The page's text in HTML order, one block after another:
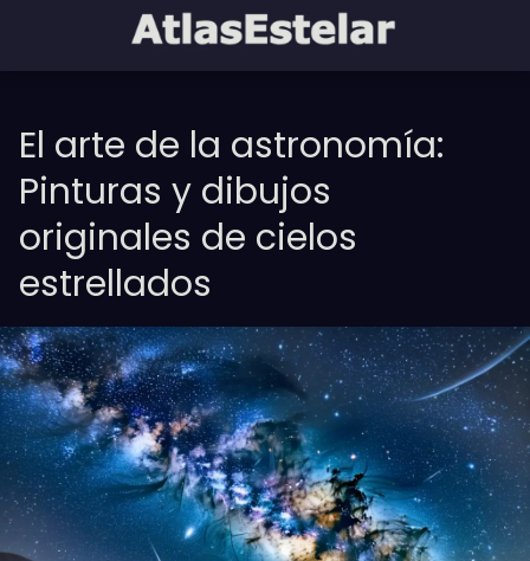
El arte de la astronomía:
Pinturas y dibujos
originales de cielos
estrellados